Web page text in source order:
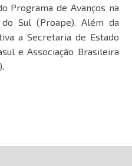
Programa de Avanços na
Sul (Proape). Além da
a Secretaria de Estado
e Associação Brasileira